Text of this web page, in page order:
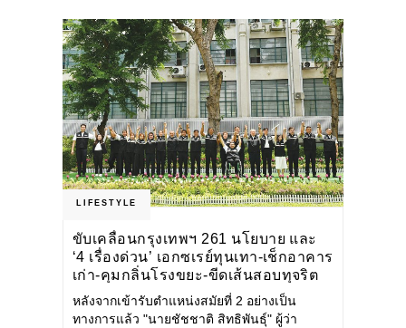
LIFESTYLE
ขับเคลื่อนกรุงเทพฯ 261 นโยบาย และ
‘4 เรื่องด่วน’ เอกซเรย์ทุนเทา-เช็กอาคาร
เก่า-คุมกลิ่นโรงขยะ-ขีดเส้นสอบทุจริต
หลังจากเข้ารับตำแหน่งสมัยที่ 2 อย่างเป็น
ทางการแล้ว "นายชัชชาติ สิทธิพันธุ์" ผู้ว่า